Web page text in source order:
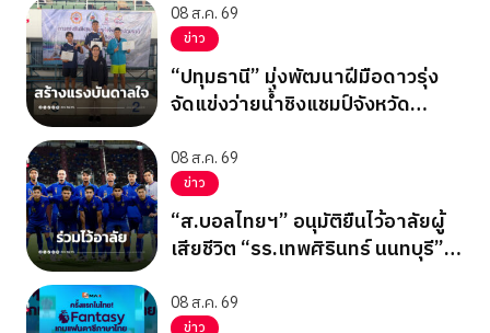
08 ส.ค. 69
ข่าว
“ปทุมธานี” มุ่งพัฒนาฝีมือดาวรุ่ง
จัดแข่งว่ายน้ำชิงแชมป์จังหวัด
08 ส.ค. 69
ข่าว
“ส.บอลไทยฯ” อนุมัติยืนไว้อาลัยผู้
เสียชีวิต “รร.เทพศิรินทร์ นนทบุรี”
08 ส.ค. 69
ข่าว